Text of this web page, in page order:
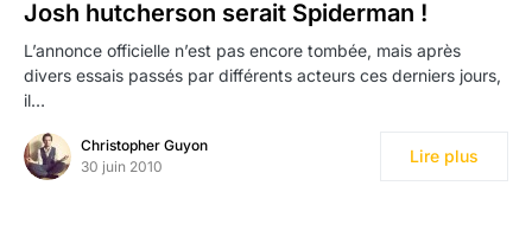
Josh hutcherson serait Spiderman !
L’annonce officielle n’est pas encore tombée, mais après
divers essais passés par différents acteurs ces derniers jours,
il…
Christopher Guyon
30 juin 2010
Lire plus